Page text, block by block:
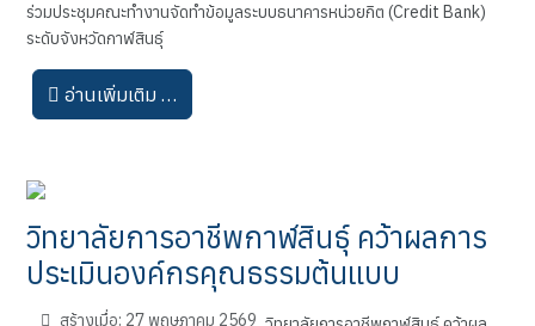
ร่วมประชุมคณะทำงานจัดทำข้อมูลระบบธนาคารหน่วยกิต (Credit Bank)
ระดับจังหวัดกาฬสินธุ์
อ่านเพิ่มเติม …
วิทยาลัยการอาชีพกาฬสินธุ์ คว้าผลการ
ประเมินองค์กรคุณธรรมต้นแบบ
สร้างเมื่อ: 27 พฤษภาคม 2569